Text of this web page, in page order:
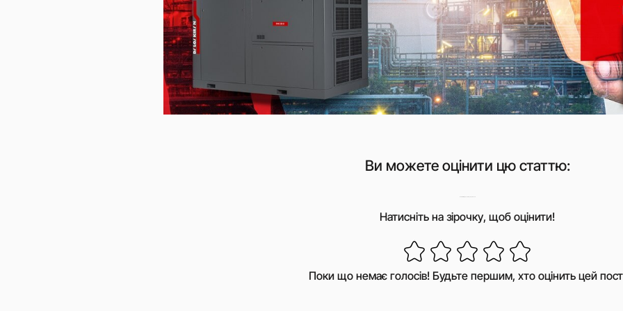
Ви можете оцінити цю статтю:
Натисніть на зірочку, щоб оцінити!
Поки що немає голосів! Будьте першим, хто оцінить цей